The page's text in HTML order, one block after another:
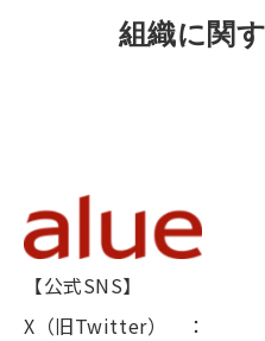
組織に関
【公式SNS】
X（旧Twitter） ：